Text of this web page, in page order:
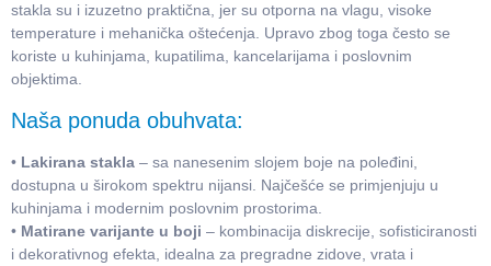
stakla su i izuzetno praktična, jer su otporna na vlagu, visoke
temperature i mehanička oštećenja. Upravo zbog toga često se
koriste u kuhinjama, kupatilima, kancelarijama i poslovnim
objektima.
Naša ponuda obuhvata:
• Lakirana stakla – sa nanesenim slojem boje na poleđini,
dostupna u širokom spektru nijansi. Najčešće se primjenjuju u
kuhinjama i modernim poslovnim prostorima.
• Matirane varijante u boji – kombinacija diskrecije, sofisticiranosti
i dekorativnog efekta, idealna za pregradne zidove, vrata i